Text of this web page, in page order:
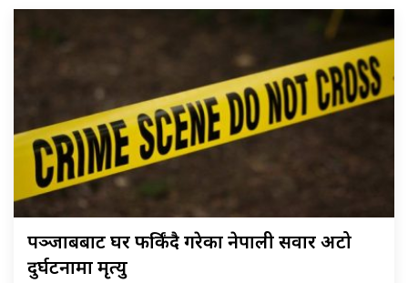
पञ्जाबबाट घर फर्किंदै गरेका नेपाली सवार अटो
दुर्घटनामा मृत्यु